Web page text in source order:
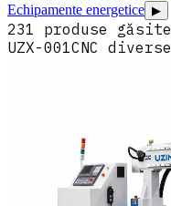
Echipamente energetice ▶
231 produse găsite
UZX-001CNC diverse